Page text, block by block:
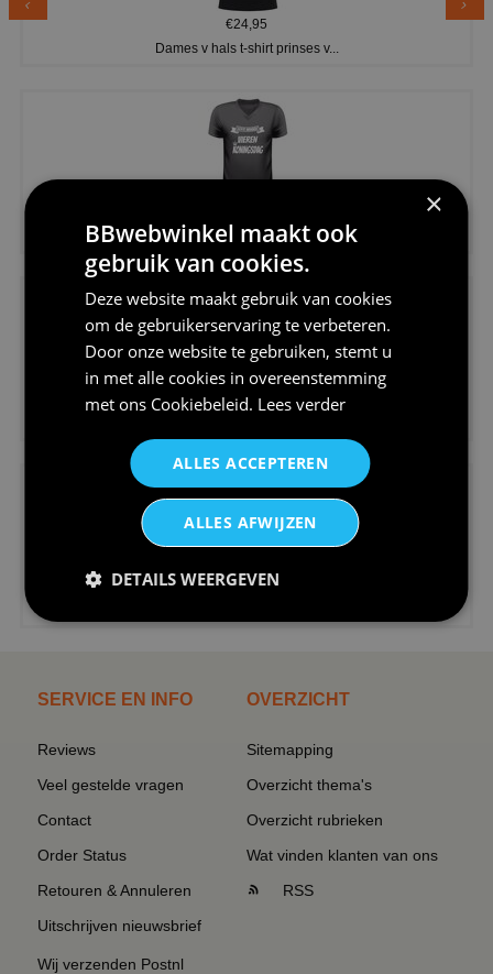
€24,95
Dames v hals t-shirt prinses v...
Koningsdag shirt heren v-hals ...
€24,95
€24,95
SERVICE EN INFO
Reviews
Veel gestelde vragen
Contact
Order Status
Retouren & Annuleren
Uitschrijven nieuwsbrief
Wij verzenden Postnl
OVERZICHT
Sitemapping
Overzicht thema's
Overzicht rubrieken
Wat vinden klanten van ons
RSS
×
BBwebwinkel maakt ook
gebruik van cookies.
Deze website maakt gebruik van cookies
om de gebruikerservaring te verbeteren.
Door onze website te gebruiken, stemt u
in met alle cookies in overeenstemming
met ons Cookiebeleid. Lees verder
ALLES ACCEPTEREN
ALLES AFWIJZEN
DETAILS WEERGEVEN